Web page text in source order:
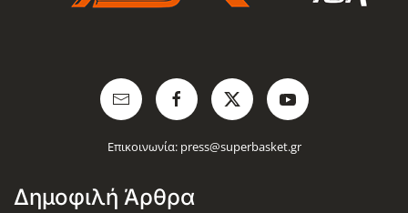
Επικοινωνία: press@superbasket.gr
Δημοφιλή Άρθρα